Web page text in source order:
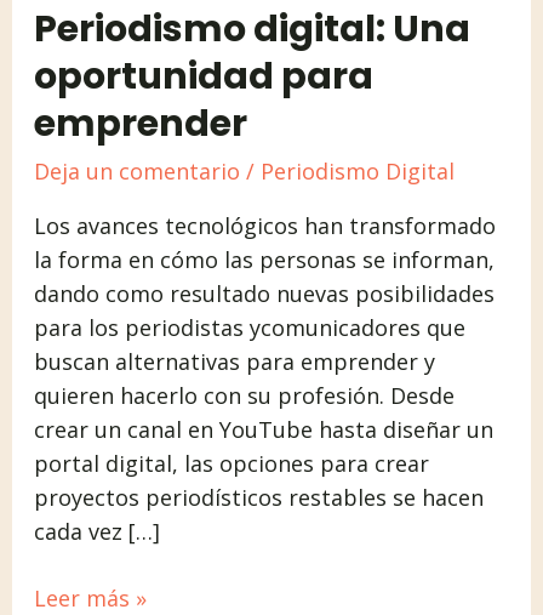
Periodismo digital: Una
oportunidad para
emprender
Deja un comentario / Periodismo Digital
Los avances tecnológicos han transformado
la forma en cómo las personas se informan,
dando como resultado nuevas posibilidades
para los periodistas ycomunicadores que
buscan alternativas para emprender y
quieren hacerlo con su profesión. Desde
crear un canal en YouTube hasta diseñar un
portal digital, las opciones para crear
proyectos periodísticos restables se hacen
cada vez […]
Una
oportunidad
para
emprender
Leer más »